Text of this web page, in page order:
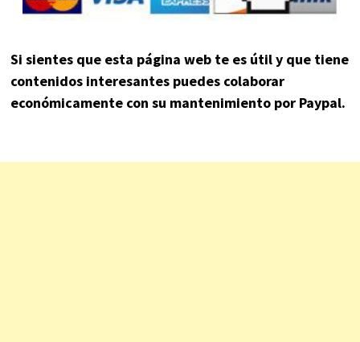
Si sientes que esta página web te es útil y que tiene
contenidos interesantes puedes colaborar
económicamente con su mantenimiento por Paypal.